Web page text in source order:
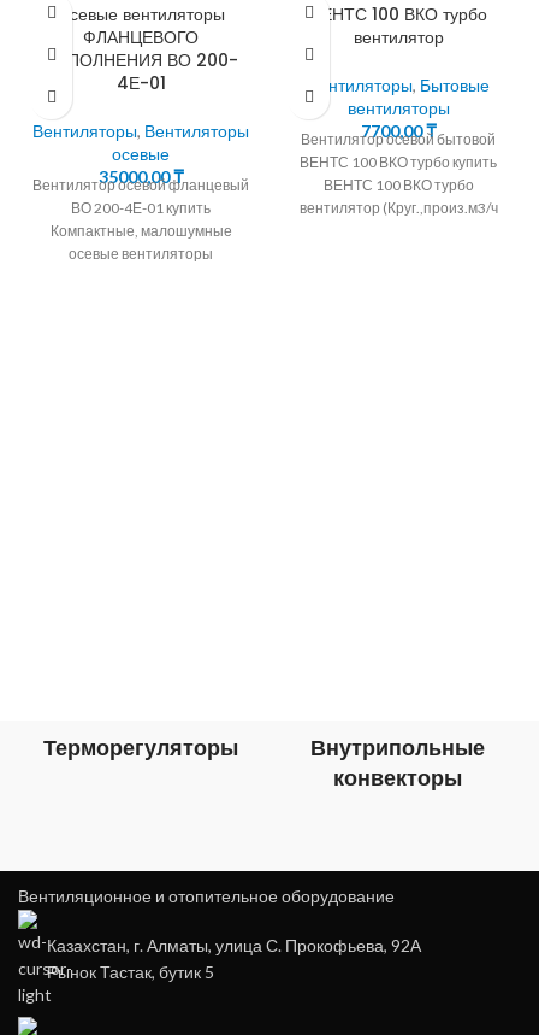
Осевые вентиляторы
ФЛАНЦЕВОГО
ИСПОЛНЕНИЯ ВО 200-
4Е-01
Вентиляторы, Вентиляторы
осевые
35000,00₸
Вентилятор осевой фланцевый
ВО 200-4Е-01 купить
Компактные, малошумные
осевые вентиляторы
ВЕНТС 100 ВКО турбо
вентилятор
Вентиляторы, Бытовые
вентиляторы
7700,00₸
Вентилятор осевой бытовой
ВЕНТС 100 ВКО турбо купить
ВЕНТС 100 ВКО турбо
вентилятор (Круг.,произ.м3/ч
Терморегуляторы
Внутрипольные
конвекторы
Вентиляционное и отопительное оборудование
Казахстан, г. Алматы, улица С. Прокофьева, 92А
Рынок Тастак, бутик 5